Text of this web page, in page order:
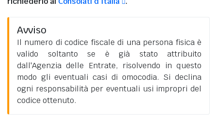
Avviso
Il numero di codice fiscale di una persona fisica è
valido soltanto se è già stato attribuito
dall'Agenzia delle Entrate, risolvendo in questo
modo gli eventuali casi di omocodia. Si declina
ogni responsabilità per eventuali usi impropri del
codice ottenuto.